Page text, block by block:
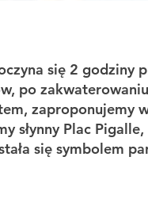
się 2 godziny
po
zaproponujemy
słynny Plac
się symbolem